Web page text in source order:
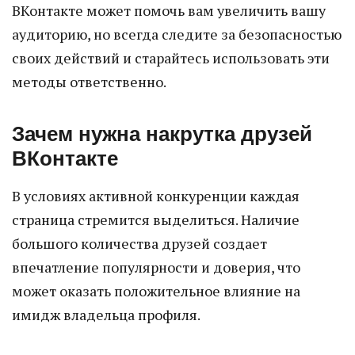
ВКонтакте может помочь вам увеличить вашу
аудиторию, но всегда следите за безопасностью
своих действий и старайтесь использовать эти
методы ответственно.
Зачем нужна накрутка друзей
ВКонтакте
В условиях активной конкуренции каждая
страница стремится выделиться. Наличие
большого количества друзей создает
впечатление популярности и доверия, что
может оказать положительное влияние на
имидж владельца профиля.